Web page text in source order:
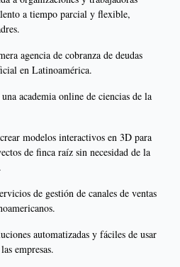
a tiempo parcial y flexible,
agencia de cobranza de deudas
en Latinoamérica.
academia online de ciencias de la
modelos interactivos en 3D para
de finca raíz sin necesidad de la
de gestión de canales de ventas
automatizadas y fáciles de usar
empresas.